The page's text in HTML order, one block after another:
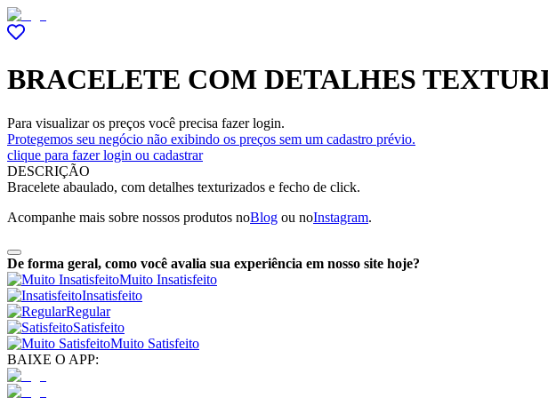
BRACELETE COM DETALHES
Para visualizar os preços você precisa fazer login.
Protegemos seu negócio não exibindo os preços sem um cadastro prévio.
clique para fazer login ou cadastrar
DESCRIÇÃO
Bracelete abaulado, com detalhes texturizados e fecho de click.
Acompanhe mais sobre nossos produtos noBlog ou noInstagram.
De forma geral, como você avalia sua experiência em nosso site hoje?
Muito Insatisfeito
Insatisfeito
Regular
Satisfeito
Muito Satisfeito
BAIXE O APP: